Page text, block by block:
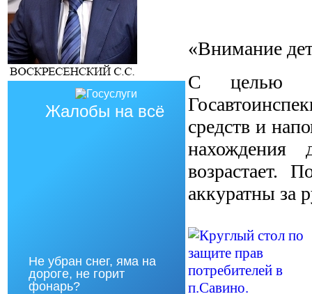
Жалобы на всё
Не убран снег, яма на
дороге, не горит
фонарь?
«Внимание
С целью
средств и
нахождения
возрастает.
аккуратны за